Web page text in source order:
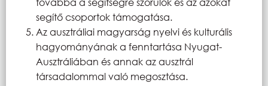
segítő csoportok támogatása.
Az ausztráliai magyarság nyelvi és kulturális
hagyományának a fenntartása Nyugat-
Ausztráliában és annak az ausztrál
társadalommal való megosztása.